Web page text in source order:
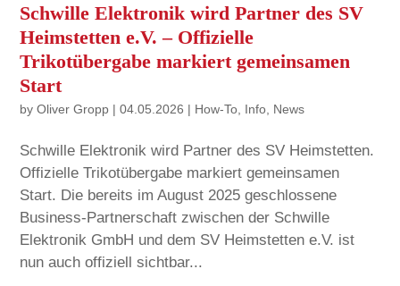
Schwille Elektronik wird Partner des SV
Heimstetten e.V. – Offizielle
Trikotübergabe markiert gemeinsamen
Start
byOliver Gropp |04.05.2026 | How-To Info News
Schwille Elektronik wird Partner des SV Heimstetten.
Offizielle Trikotübergabe markiert gemeinsamen
Start. Die bereits im August 2025 geschlossene
Business-Partnerschaft zwischen der Schwille
Elektronik GmbH und dem SV Heimstetten e.V. ist
nun auch offiziell sichtbar...